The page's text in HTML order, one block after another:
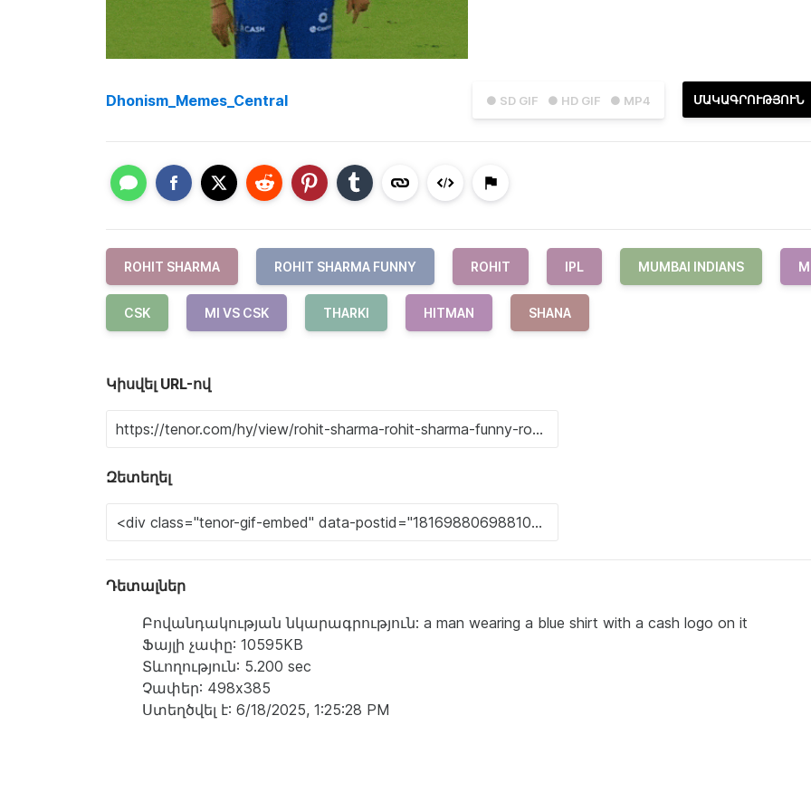
● SD GIF ● HD GIF ● MP4 ՄԱԿԱԳՐՈՒԹՅՈՒՆ
Dhonism_Memes_Central
ROHIT SHARMA ROHIT SHARMA FUNNY ROHIT IPL MUMBAI INDIANS
CSK MI VS CSK THARKI HITMAN SHANA
Կիսվել URL-ով
Զետեղել
Դետալներ
Բովանդակության նկարագրություն: a man wearing a blue shirt with a cash logo on it
Ֆայլի չափը: 10595KB
Տևողություն: 5.200 sec
Չափեր: 498x385
Ստեղծվել է: 6/18/2025, 1:25:28 PM